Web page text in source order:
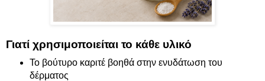
Γιατί χρησιμοποιείται το κάθε υλικό
Το βούτυρο καριτέ βοηθά στην ενυδάτωση του
δέρματος